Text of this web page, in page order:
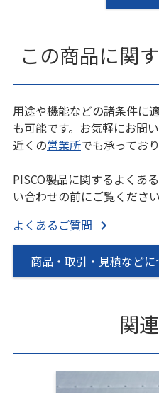
この商品に関
用途や機能などの諸条件に
も可能です。お気軽にお問
近くの営業所でも承っており
PISCO製品に関するよくあ
い合わせの前にご覧ください
よくあるご質問
商品・取引・見積などに
関